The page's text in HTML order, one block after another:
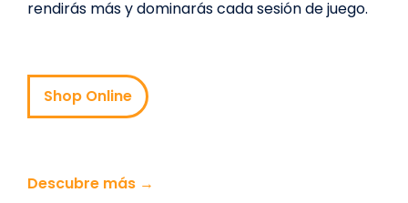
rendirás más y dominarás cada sesión de juego.
Shop Online
Descubre más →